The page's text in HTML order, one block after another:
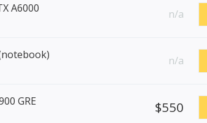
A6000 n/a
n/a
GRE $550